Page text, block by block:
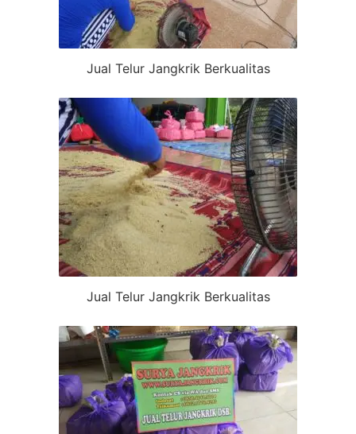
Jual Telur Jangkrik Berkualitas
Jual Telur Jangkrik Berkualitas